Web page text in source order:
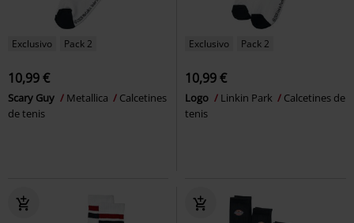
Exclusivo Pack 2
10,99 €
Scary Guy Metallica
Calcetines
de tenis
Exclusivo Pack 2
10,99 €
Logo Linkin Park
Calcetines de
tenis